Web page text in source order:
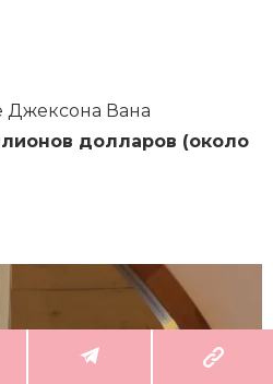
Джексона Вана
долларов (около